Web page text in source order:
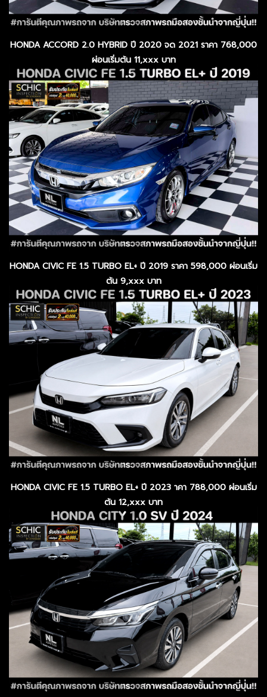
HONDA ACCORD 2.0 HYBRID ปี 2020 จด 2021 ราคา 768,000
ผ่อนเริ่มต้น 11,xxx บาท
HONDA CIVIC FE 1.5 TURBO EL+ ปี 2019 ราคา 598,000 ผ่อนเริ่ม
ต้น 9,xxx บาท
HONDA CIVIC FE 1.5 TURBO EL+ ปี 2023 าคา 788,000 ผ่อนเริ่ม
ต้น 12,xxx บาท